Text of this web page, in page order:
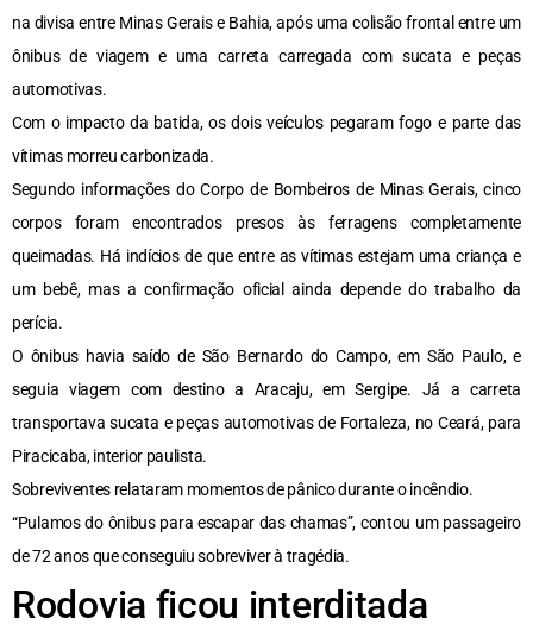
na divisa entre Minas Gerais e Bahia, após uma colisão frontal entre um
ônibus de viagem e uma carreta carregada com sucata e peças
automotivas.
Com o impacto da batida, os dois veículos pegaram fogo e parte das
vítimas morreu carbonizada.
Segundo informações do Corpo de Bombeiros de Minas Gerais, cinco
corpos foram encontrados presos às ferragens completamente
queimadas. Há indícios de que entre as vítimas estejam uma criança e
um bebê, mas a confirmação oficial ainda depende do trabalho da
perícia.
O ônibus havia saído de São Bernardo do Campo, em São Paulo, e
seguia viagem com destino a Aracaju, em Sergipe. Já a carreta
transportava sucata e peças automotivas de Fortaleza, no Ceará, para
Piracicaba, interior paulista.
Sobreviventes relataram momentos de pânico durante o incêndio.
“Pulamos do ônibus para escapar das chamas”, contou um passageiro
de 72 anos que conseguiu sobreviver à tragédia.
Rodovia ficou interditada